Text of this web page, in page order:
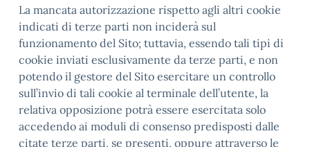
La mancata autorizzazione rispetto agli altri cookie
indicati di terze parti non inciderà sul
funzionamento del Sito; tuttavia, essendo tali tipi di
cookie inviati esclusivamente da terze parti, e non
potendo il gestore del Sito esercitare un controllo
sull’invio di tali cookie al terminale dell’utente, la
relativa opposizione potrà essere esercitata solo
accedendo ai moduli di consenso predisposti dalle
citate terze parti, se presenti, oppure attraverso le